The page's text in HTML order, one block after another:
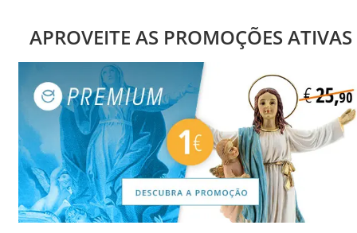
APROVEITE AS PROMOÇÕES ATIVAS